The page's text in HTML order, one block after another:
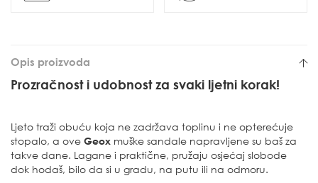
Opis proizvoda
Prozračnost i udobnost za svaki ljetni korak!
Ljeto traži obuću koja ne zadržava toplinu i ne opterećuje
stopalo, a ove Geox muške sandale napravljene su baš za
takve dane. Lagane i praktične, pružaju osjećaj slobode
dok hodaš, bilo da si u gradu, na putu ili na odmoru.